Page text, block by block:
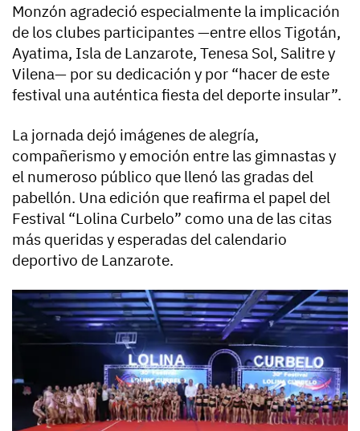
Monzón agradeció especialmente la implicación
de los clubes participantes —entre ellos Tigotán,
Ayatima, Isla de Lanzarote, Tenesa Sol, Salitre y
Vilena— por su dedicación y por “hacer de este
festival una auténtica fiesta del deporte insular”.
La jornada dejó imágenes de alegría,
compañerismo y emoción entre las gimnastas y
el numeroso público que llenó las gradas del
pabellón. Una edición que reafirma el papel del
Festival “Lolina Curbelo” como una de las citas
más queridas y esperadas del calendario
deportivo de Lanzarote.